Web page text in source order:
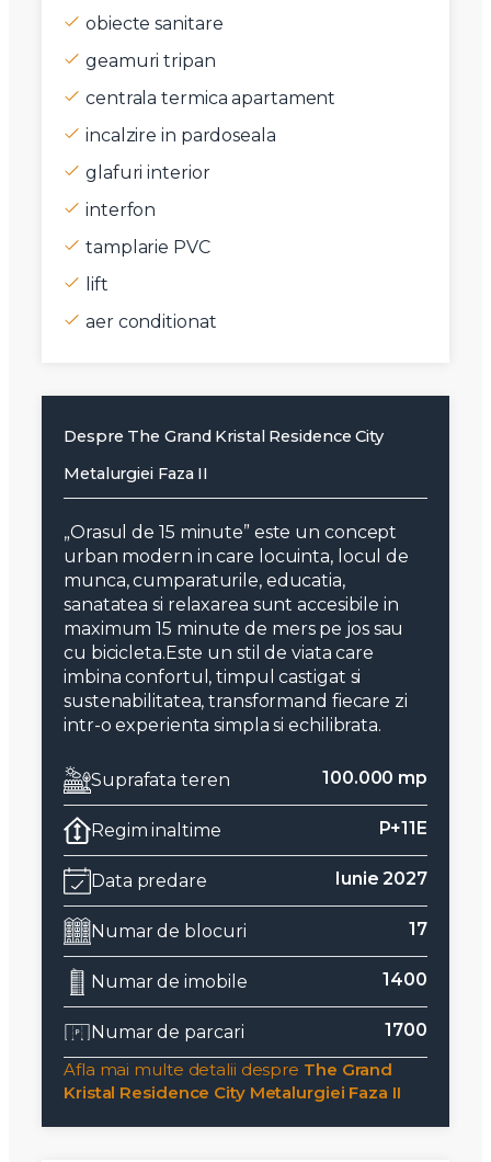
obiecte sanitare
geamuri tripan
centrala termica apartament
incalzire in pardoseala
glafuri interior
interfon
tamplarie PVC
lift
aer conditionat
Despre The Grand Kristal Residence City
Metalurgiei Faza II
„Orasul de 15 minute” este un concept
urban modern in care locuinta, locul de
munca, cumparaturile, educatia,
sanatatea si relaxarea sunt accesibile in
maximum 15 minute de mers pe jos sau
cu bicicleta.Este un stil de viata care
imbina confortul, timpul castigat si
sustenabilitatea, transformand fiecare zi
intr-o experienta simpla si echilibrata.
Suprafata teren 100.000 mp
Regim inaltime P+11E
Data predare Iunie 2027
Numar de blocuri 17
Numar de imobile 1400
Numar de parcari
1700
Afla mai multe detalii despre The Grand
Kristal Residence City Metalurgiei Faza II